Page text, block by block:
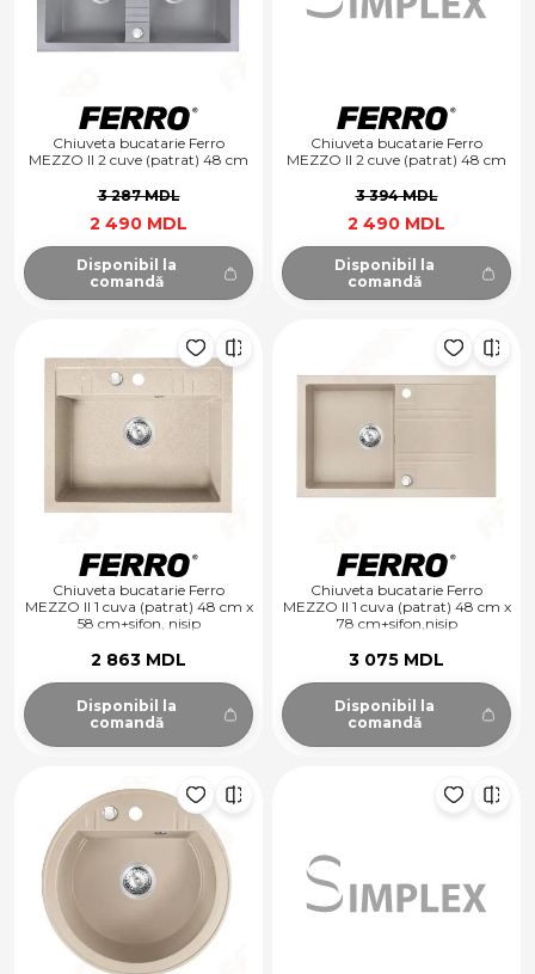
Chiuveta bucatarie Ferro
MEZZO II 2 cuve (patrat) 48 cm
3 287 MDL
2 490 MDL
Disponibil la
comandă
Chiuveta bucatarie Ferro
MEZZO II 2 cuve (patrat) 48 cm
3 394 MDL
2 490 MDL
Disponibil la
comandă
Chiuveta bucatarie Ferro
MEZZO II 1 cuva (patrat) 48 cm x
58 cm+sifon, nisip
2 863 MDL
Disponibil la
comandă
Chiuveta bucatarie Ferro
MEZZO II 1 cuva (patrat) 48 cm x
78 cm+sifon,nisip
3 075 MDL
Disponibil la
comandă